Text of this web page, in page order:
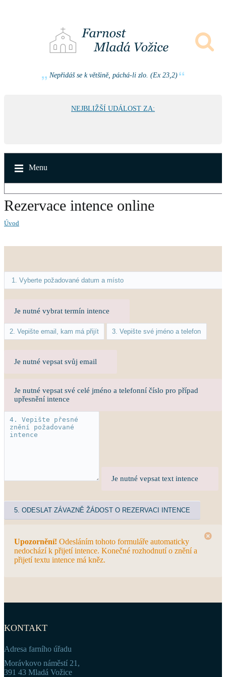
Nepřidáš se k většině, páchá-li zlo. (Ex 23,2)
NEJBLIŽŠÍ UDÁLOST ZA:
Menu
Rezervace intence online
Úvod
Je nutné vybrat termín intence
Je nutné vepsat svůj email
Je nutné vepsat své celé jméno a telefonní číslo pro případ
upřesnění intence
Je nutné vepsat text intence
Upozornění! Odesláním tohoto formuláře automaticky
nedochází k přijetí intence. Konečné rozhodnutí o znění a
přijetí textu intence má kněz.
KONTAKT
Adresa farního úřadu
Morávkovo náměstí 21,
391 43 Mladá Vožice